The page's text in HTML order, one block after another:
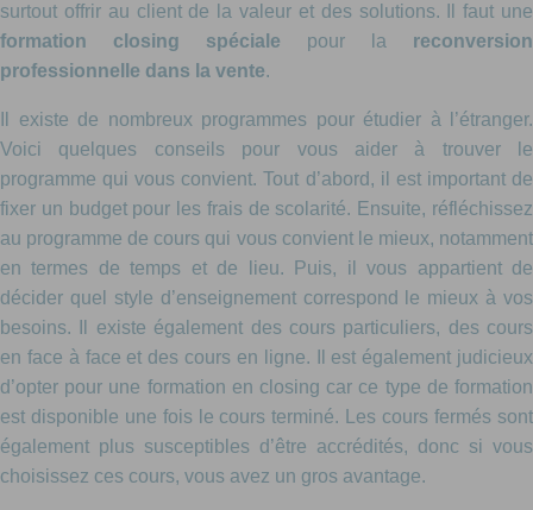
surtout offrir au client de la valeur et des solutions. Il faut une
formation closing spéciale pour la reconversion
professionnelle dans la vente.
Il existe de nombreux programmes pour étudier à l’étranger.
Voici quelques conseils pour vous aider à trouver le
programme qui vous convient. Tout d’abord, il est important de
fixer un budget pour les frais de scolarité. Ensuite, réfléchissez
au programme de cours qui vous convient le mieux, notamment
en termes de temps et de lieu. Puis, il vous appartient de
décider quel style d’enseignement correspond le mieux à vos
besoins. Il existe également des cours particuliers, des cours
en face à face et des cours en ligne. Il est également judicieux
d’opter pour une formation en closing car ce type de formation
est disponible une fois le cours terminé. Les cours fermés sont
également plus susceptibles d’être accrédités, donc si vous
choisissez ces cours, vous avez un gros avantage.